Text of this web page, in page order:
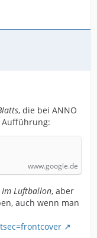
, die bei ANNO
www.google.de
Im Luftballon, aber
auch wenn man